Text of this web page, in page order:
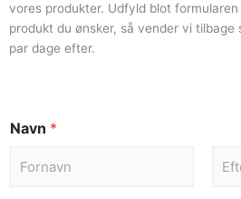
vores produkter. Udfyld blot
produkt du ønsker, så vender vi tilbage
par dage efter.
Navn *